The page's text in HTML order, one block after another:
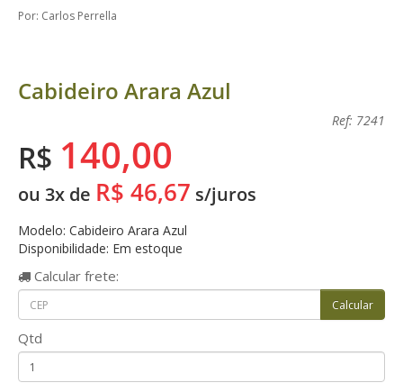
Por: Carlos Perrella
Cabideiro Arara Azul
Ref: 7241
R$ 140,00
ou 3x de R$ 46,67 s/juros
Modelo: Cabideiro Arara Azul
Disponibilidade: Em estoque
Calcular frete:
Qtd